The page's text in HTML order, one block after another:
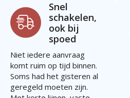
Snel
schakelen,
ook bij
spoed
Niet iedere aanvraag
komt ruim op tijd binnen.
Soms had het gisteren al
geregeld moeten zijn.